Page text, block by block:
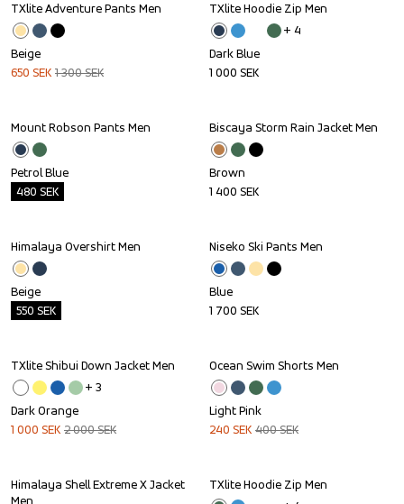
Sale
TXlite Adventure Pants Men
Beige
650 SEK 1 300SEK
TXlite Hoodie Zip Men
+ 4
Dark Blue
1 000 SEK
Outlet
Mount Robson Pants Men
Petrol Blue
480 SEK
Biscaya Storm Rain Jacket Men
Brown
1 400 SEK
Outlet
Himalaya Overshirt Men
Beige
550 SEK
Niseko Ski Pants Men
Blue
1 700 SEK
Sale
TXlite Shibui Down Jacket Men
+ 3
Dark Orange
1 000 SEK 2 000SEK
Sale
Ocean Swim Shorts Men
Light Pink
240 SEK 400SEK
Sale
Himalaya Shell Extreme X Jacket
Men
Outlet
TXlite Hoodie Zip Men